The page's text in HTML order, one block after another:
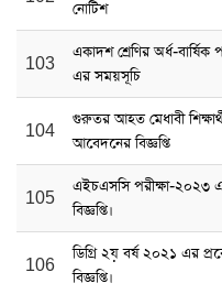
নোটিশ
103
একাদশ শ্রেণির অর্ধ-বার্ষিক
এর সময়সূচি
104
গুরুতর আহত মেধাবী
আবেদনের বিজ্ঞপ্তি
105
এইচএসসি পরীক্ষা-২০২৩
বিজ্ঞপ্তি।
106
ডিগ্রি ২য় বর্ষ ২০২১ এর
বিজ্ঞপ্তি।